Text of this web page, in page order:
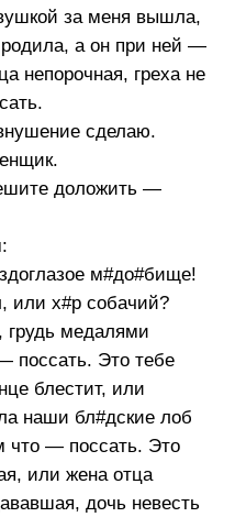
за меня вышла,
родила, а он при ней —
непорочная, греха не
сделаю.
доложить —
м#до#бище!
или х#р собачий?
грудь медалями
поссать. Это тебе
блестит, или
наши бл#дские лоб
что — поссать. Это
или жена отца
дочь невесть